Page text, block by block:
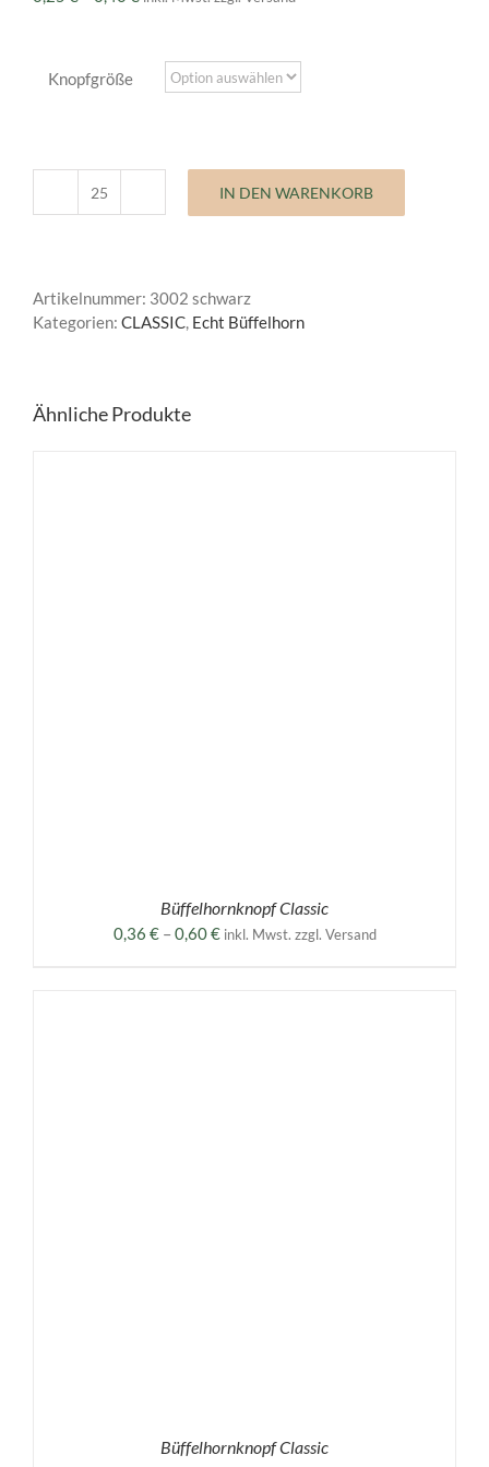
0,40 €
Knopfgröße
Büffelhornknopf
IN DEN WARENKORB
Artikelnummer: 3002 schwarz
Kategorien: CLASSIC, Echt Büffelhorn
Ähnliche Produkte
Büffelhornknopf Classic
0,36 € – 0,60€Preisspanne:
inkl. Mwst. zzgl. Versand
Büffelhornknopf Classic